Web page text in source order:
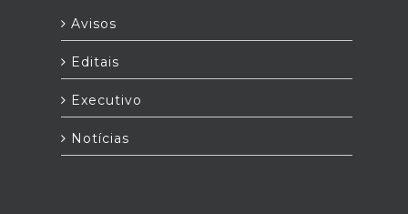
Avisos
Editais
Executivo
Notícias